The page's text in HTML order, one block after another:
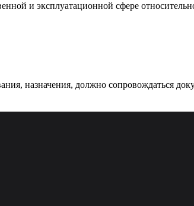
и эксплуатационной сфере
назначения, должно сопровождаться